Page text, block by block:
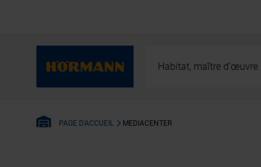
Habitat, maître d’œuvre
PAGE D'ACCUEIL MEDIACENTER